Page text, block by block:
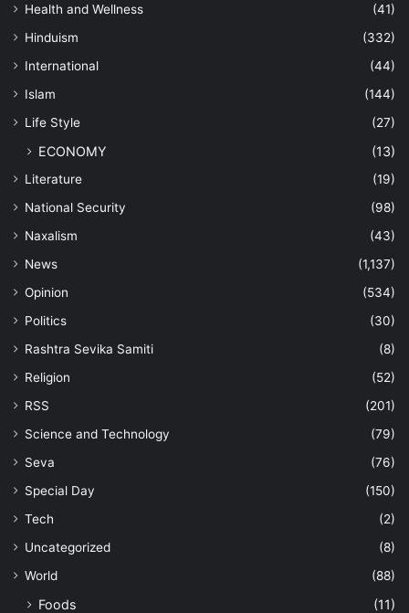
Health and Wellness
(41)
Hinduism
(332)
International
(44)
Islam
(144)
Life Style
(27)
ECONOMY (13)
Literature
(19)
National Security
(98)
Naxalism
(43)
News
(1,137)
Opinion
(534)
Politics
(30)
Rashtra Sevika Samiti
(8)
Religion
(52)
RSS
(201)
Science and Technology
(79)
Seva
(76)
Special Day
(150)
Tech
(2)
Uncategorized
(8)
World
(88)
Foods
(11)